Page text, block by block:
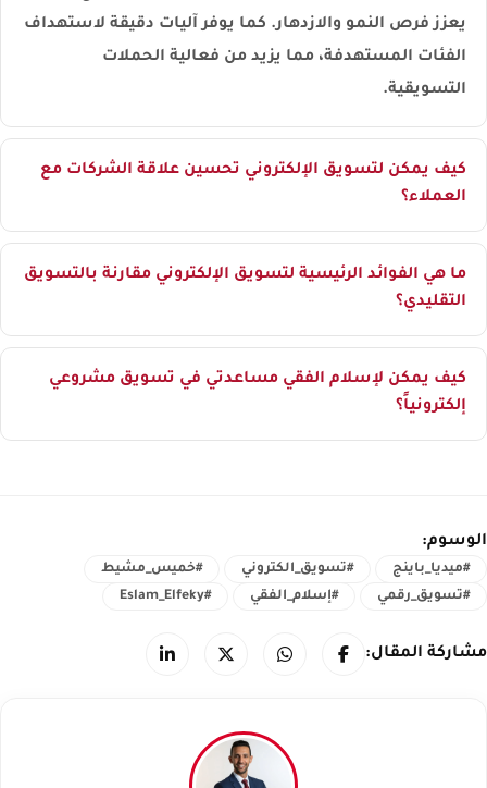
يعزز فرص النمو والازدهار. كما يوفر آليات دقيقة لاستهداف
الفئات المستهدفة، مما يزيد من فعالية الحملات
التسويقية.
كيف يمكن لتسويق الإلكتروني تحسين علاقة الشركات مع
العملاء؟
ما هي الفوائد الرئيسية لتسويق الإلكتروني مقارنة بالتسويق
التقليدي؟
كيف يمكن لإسلام الفقي مساعدتي في تسويق مشروعي
إلكترونياً؟
الوسوم:
#ميديا_باينج #تسويق_الكتروني
#خميس_مشيط
#تسويق_رقمي
#إسلام_الفقي #Eslam_Elfeky
مشاركة المقال: